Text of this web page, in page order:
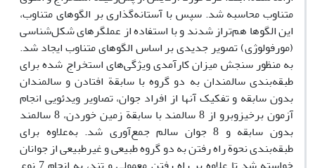
متناوب محاسبه شد. سپس با آستانه‌گذاری بر الگوهای متناوب،
این الگوها هم‌تراز شدند و با استفاده از عملگرهای شکل‌شناسی
(مورفولوژی) تصویر جدیدی بر اساس الگوهای متناوب ایجاد شد.
به منظور سنجش میزان کارآمدی ویژگی‌های استخراج شده برای
طبقه‌بندی سالمندان به دو گروه با سابقة افتادن و سالمندان
بدون سابقه و تفکیک آنها از افراد جوان، تصاویر ویدئویی انجام
آزمون برخیزوبرو از 8 سالمند با سابقة زمین خوردن، 8 سالمند
بدون سابقه و 8 جوان سالم جمع‌آوری ‌شد. به‌علاوه برای
طبقه‌بندی نحوة راه رفتن به دو گروه طبیعی و غیرطبیعی از جوانان